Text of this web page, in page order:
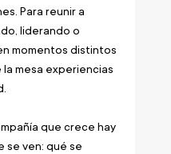
Para reunir a
liderando o
momentos distintos
mesa experiencias
que crece hay
se ven: qué se